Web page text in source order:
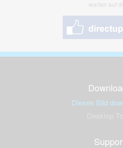
warten auf
Dieses Bild